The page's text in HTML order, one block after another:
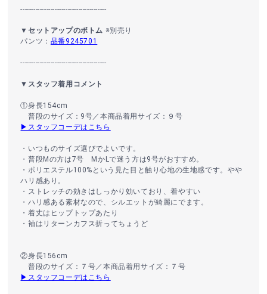
----------------------------------------
▼セットアップのボトム ※別売り
パンツ： 品番9245701
----------------------------------------
▼スタッフ着用コメント
①身長154cm
普段のサイズ：9号／本商品着用サイズ：９号
▶スタッフコーデはこちら
・いつものサイズ選びでよいです。
・普段Mの方は7号 MかLで迷う方は9号がおすすめ。
・ポリエステル100%という見た目と触り心地の生地感です。やや
ハリ感あり。
・ストレッチの効きはしっかり効いており、着やすい
・ハリ感ある素材なので、シルエットが綺麗にでます。
・着丈はヒップトップあたり
・袖はリターンカフス折ってちょうど
②身長156cm
普段のサイズ：７号／本商品着用サイズ：７号
▶スタッフコーデはこちら